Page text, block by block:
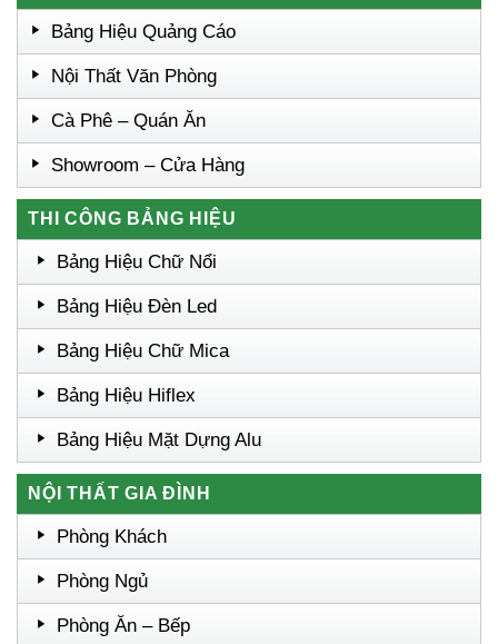
Bảng Hiệu Quảng Cáo
Nội Thất Văn Phòng
Cà Phê – Quán Ăn
Showroom – Cửa Hàng
THI CÔNG BẢNG HIỆU
Bảng Hiệu Chữ Nổi
Bảng Hiệu Đèn Led
Bảng Hiệu Chữ Mica
Bảng Hiệu Hiflex
Bảng Hiệu Mặt Dựng Alu
NỘI THẤT GIA ĐÌNH
Phòng Khách
Phòng Ngủ
Phòng Ăn – Bếp